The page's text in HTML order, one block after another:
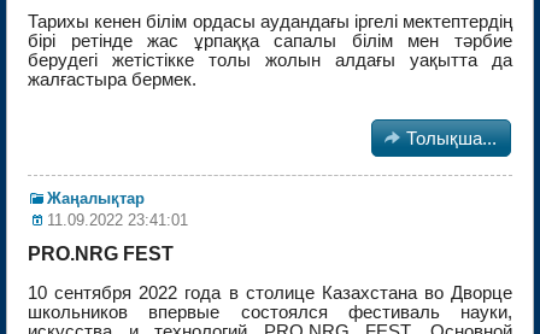
Тарихы кенен білім ордасы аудандағы іргелі мектептердің
бірі ретінде жас ұрпаққа сапалы білім мен тәрбие
берудегі жетістікке толы жолын алдағы уақытта да
жалғастыра бермек.
 Толықша...
Жаңалықтар
11.09.2022 23:41:01
PRO.NRG FEST
10 сентября 2022 года в столице Казахстана во Дворце
школьников впервые состоялся фестиваль науки,